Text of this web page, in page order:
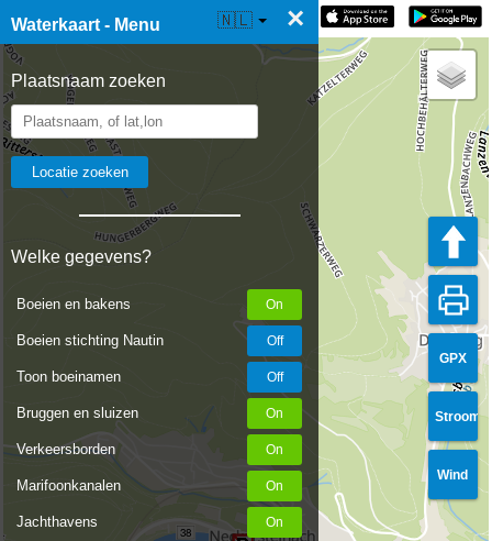
Waterkaart - Menu ×
Plaatsnaam zoeken
Welke gegevens?
Boeien en bakens
Boeien stichting Nautin
Toon boeinamen
Bruggen en sluizen
Verkeersborden
Marifoonkanalen
Jachthavens
☰ Waterkaart Live 🇳🇱
GPX
Stroom
Wind
38